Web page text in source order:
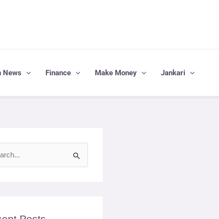
News Finance Make Money Jankari